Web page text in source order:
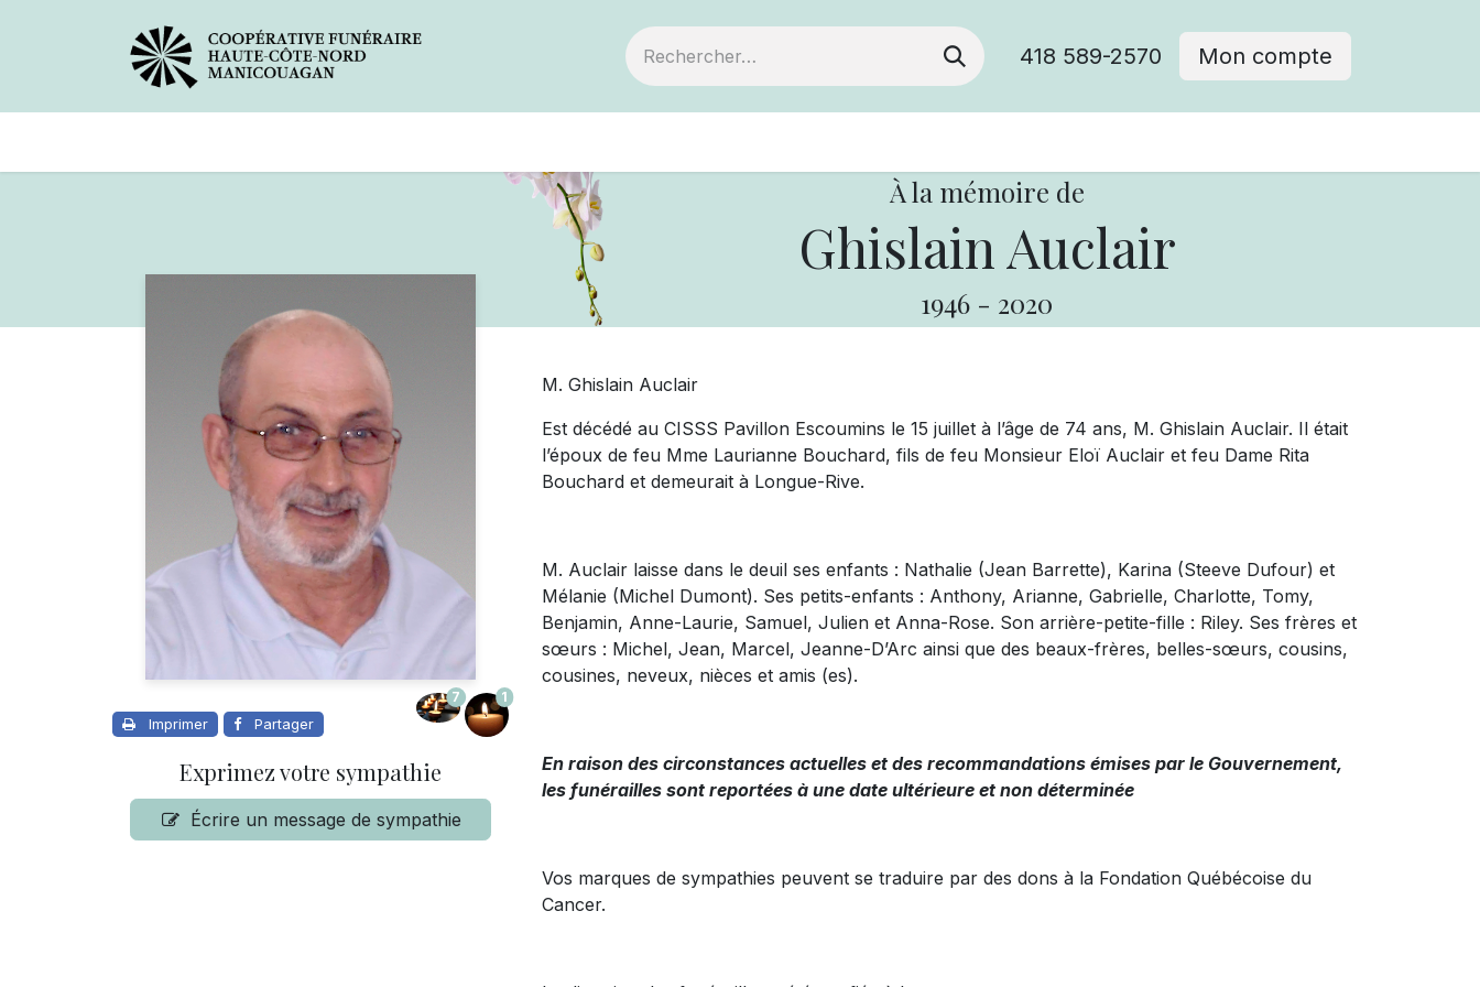
418 589-2570 Mon compte
À la mémoire de
Ghislain Auclair
1946 - 2020
Imprimer Partager
7 1
Exprimez votre sympathie
Écrire un message de sympathie
M. Ghislain Auclair
Est décédé au CISSS Pavillon Escoumins le 15 juillet à l’âge de 74 ans, M. Ghislain Auclair. Il était
l’époux de feu Mme Laurianne Bouchard, fils de feu Monsieur Eloï Auclair et feu Dame Rita
Bouchard et demeurait à Longue-Rive.
M. Auclair laisse dans le deuil ses enfants : Nathalie (Jean Barrette), Karina (Steeve Dufour) et
Mélanie (Michel Dumont). Ses petits-enfants : Anthony, Arianne, Gabrielle, Charlotte, Tomy,
Benjamin, Anne-Laurie, Samuel, Julien et Anna-Rose. Son arrière-petite-fille : Riley. Ses frères et
sœurs : Michel, Jean, Marcel, Jeanne-D’Arc ainsi que des beaux-frères, belles-sœurs, cousins,
cousines, neveux, nièces et amis (es).
En raison des circonstances actuelles et des recommandations émises par le Gouvernement,
les funérailles sont reportées à une date ultérieure et non déterminée
Vos marques de sympathies peuvent se traduire par des dons à la Fondation Québécoise du
Cancer.